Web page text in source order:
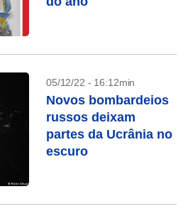
05/12/22 - 16:12min
Novos bombardeios
russos deixam
partes da Ucrânia no
escuro